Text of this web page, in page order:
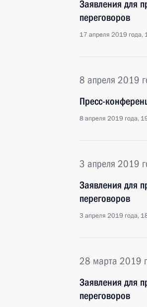
Заявления для
переговоров
17 апреля 2019 года,
8 апреля 2019
Пресс-
8 апреля 2019 года,
3 апреля 2019
Заявления для
переговоров
3 апреля 2019 года,
28 марта 2019
Заявления для
переговоров